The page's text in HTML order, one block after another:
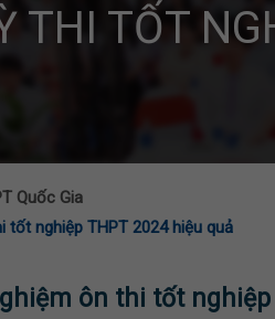
THI TỐT
Quốc Gia
tốt nghiệp THPT 2024 hiệu quả
ôn thi tốt nghiệp